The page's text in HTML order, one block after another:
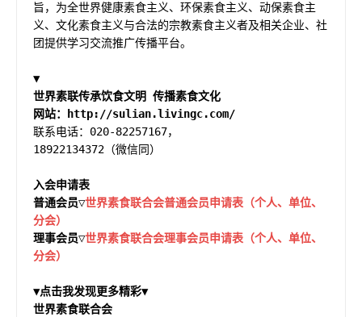
旨，为全世界健康素食主义、环保素食主义、动保素食主
义、文化素食主义与合法的宗教素食主义者及相关企业、社
团提供学习交流推广传播平台。
▼
世界素联传承饮食文明 传播素食文化
网站：http://sulian.livingc.com/
联系电话：020-82257167，
18922134372（微信同）
入会申请表
普通会员▽世界素食联合会普通会员申请表（个人、单位、
分会）
理事会员▽世界素食联合会理事会员申请表（个人、单位、
分会）
▼点击我发现更多精彩▼
世界素食联合会